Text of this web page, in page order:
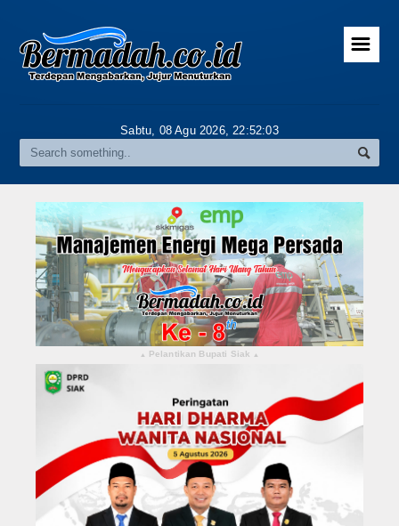
Home
Gallery
Riau
Daerah
Pekanbaru
Pelalawan
Kampar
Rokan Hulu
Bengkalis
Meranti
☰
Sabtu, 08 Agu 2026,22:52:04
▴ Pelantikan Bupati Siak ▴